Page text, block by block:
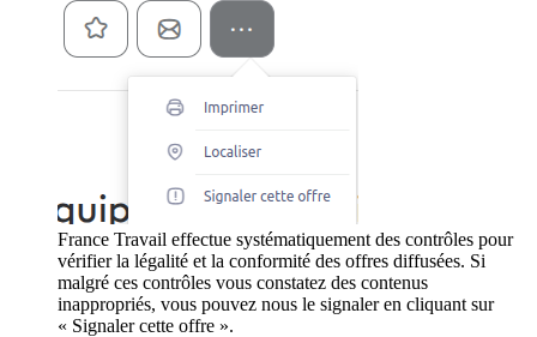
France Travail effectue systématiquement des contrôles pour
vérifier la légalité et la conformité des offres diffusées. Si
malgré ces contrôles vous constatez des contenus
inappropriés, vous pouvez nous le signaler en cliquant sur
« Signaler cette offre ».